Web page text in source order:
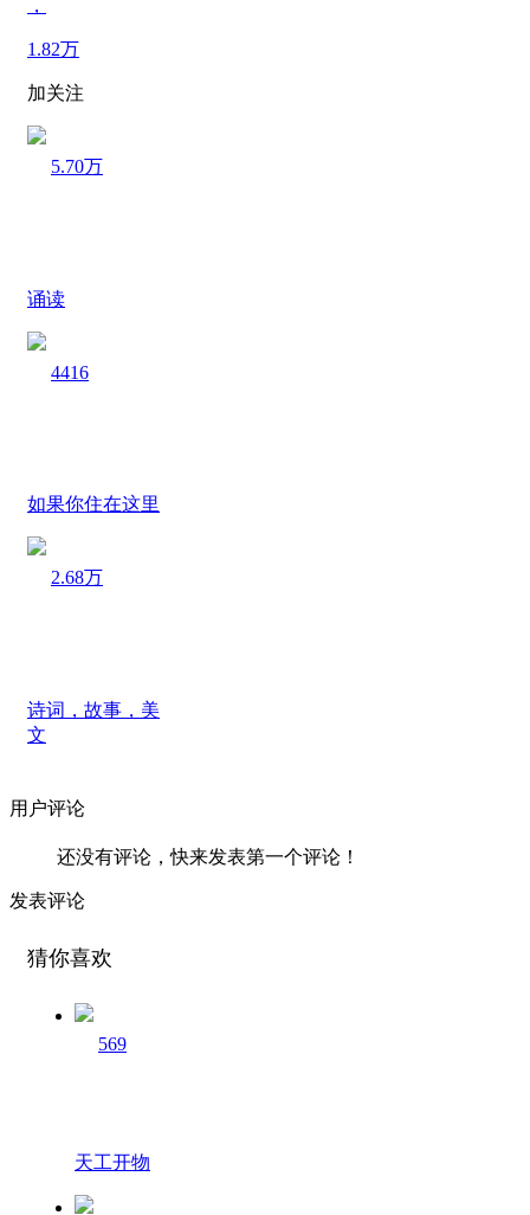
，
1.82万
加关注
5.70万
诵读
4416
如果你住在这里
2.68万
诗词，故事，美
文
用户评论
还没有评论，快来发表第一个评论！
发表评论
猜你喜欢
569
天工开物